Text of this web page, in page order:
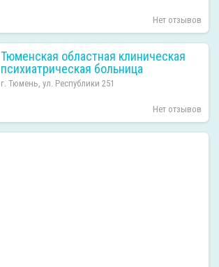
Нет отзывов
Тюменская областная клиническая
психиатрическая больница
г. Тюмень, ул. Республики 251
Нет отзывов